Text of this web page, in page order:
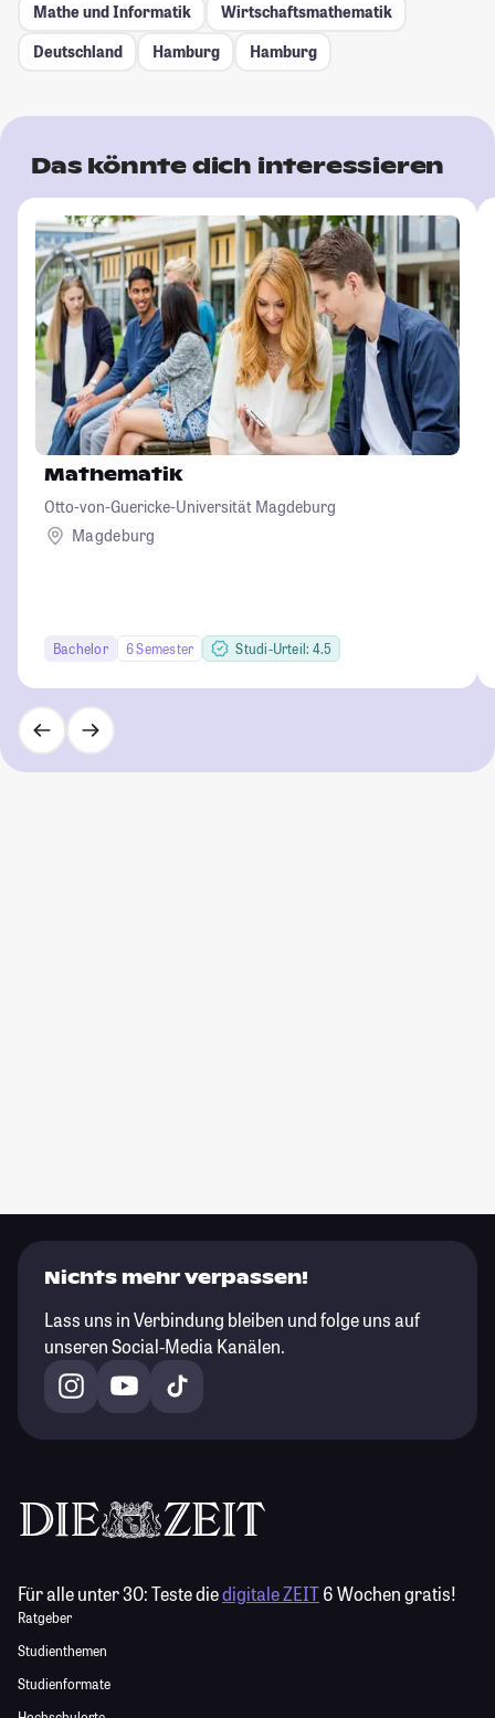
Mathe und Informatik
Wirtschaftsmathematik
Deutschland
Hamburg Hamburg
Das könnte dich interessieren
Mathematik
Otto-von-Guericke-Universität Magdeburg
Magdeburg
Bachelor 6 Semester Studi-Urteil: 4.5
Nichts mehr verpassen!
Lass uns in Verbindung bleiben und folge uns auf
unseren Social-Media Kanälen.
Für alle unter 30:Teste diedigitale ZEIT6 Wochen gratis!
Ratgeber
Studienthemen
Studienformate